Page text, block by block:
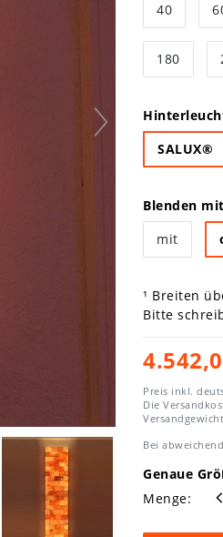
40
180
SALUX®
Blenden
mit
¹ Breiten
Bitte
Preis inkl.
Die
Versandgewicht
Bei
Genaue
Menge: